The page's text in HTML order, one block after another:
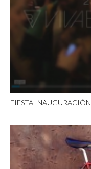
FIESTA INAUGURACIÓN